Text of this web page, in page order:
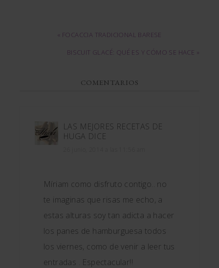
« FOCACCIA TRADICIONAL BARESE
BISCUIT GLACÉ: QUÉ ES Y CÓMO SE HACE »
COMENTARIOS
LAS MEJORES RECETAS DE
HUGA DICE
Míriam como disfruto contigo.. no
te imaginas que risas me echo, a
estas alturas soy tan adicta a hacer
los panes de hamburguesa todos
los viernes, como de venir a leer tus
entradas . Espectacular!!